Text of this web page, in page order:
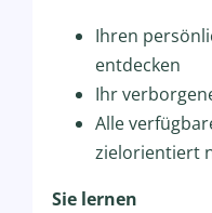
Ihren
entdecken
Ihr
Alle
zielorientiert
Sie lernen